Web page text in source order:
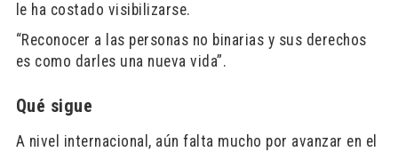
le ha costado visibilizarse.
“Reconocer a las personas no binarias y sus derechos
es como darles una nueva vida”.
Qué sigue
A nivel internacional, aún falta mucho por avanzar en el